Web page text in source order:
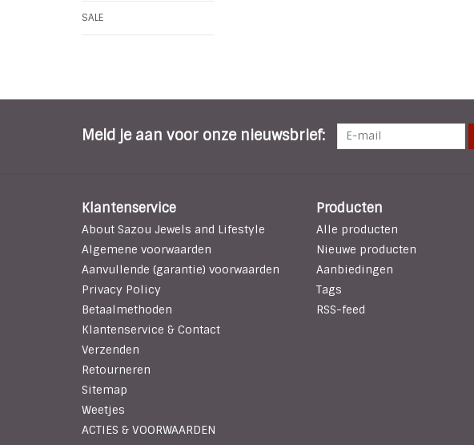
SALE
Meld je aan voor onze nieuwsbrief:
Klantenservice
About Sazou Jewels and Lifestyle
Algemene voorwaarden
Aanvullende (garantie) voorwaarden
Privacy Policy
Betaalmethoden
Klantenservice & Contact
Verzenden
Retourneren
Sitemap
Weetjes
ACTIES & VOORWAARDEN
Producten
Alle producten
Nieuwe producten
Aanbiedingen
Tags
RSS-feed